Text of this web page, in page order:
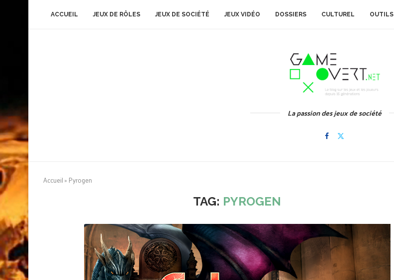
ACCUEIL JEUX DE RÔLES JEUX DE SOCIÉTÉ JEUX VIDÉO DOSSIERS CULTUREL OUTILS
La passion des jeux de société
Accueil» Pyrogen
TAG: PYROGEN